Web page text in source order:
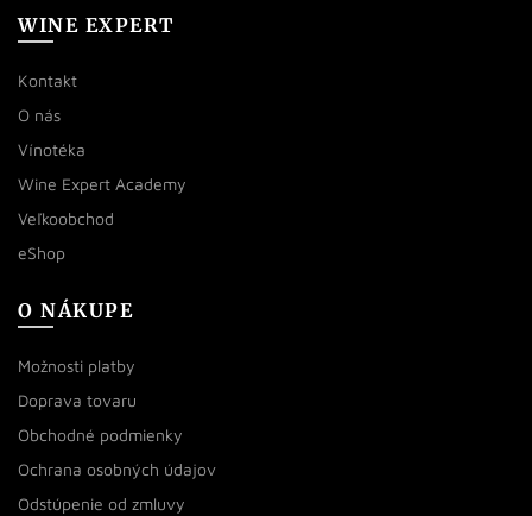
WINE EXPERT
Kontakt
O nás
Vínotéka
Wine Expert Academy
Veľkoobchod
eShop
O NÁKUPE
Možnosti platby
Doprava tovaru
Obchodné podmienky
Ochrana osobných údajov
Odstúpenie od zmluvy